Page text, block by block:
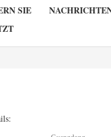
SIE